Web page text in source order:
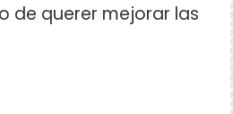
de querer mejorar las